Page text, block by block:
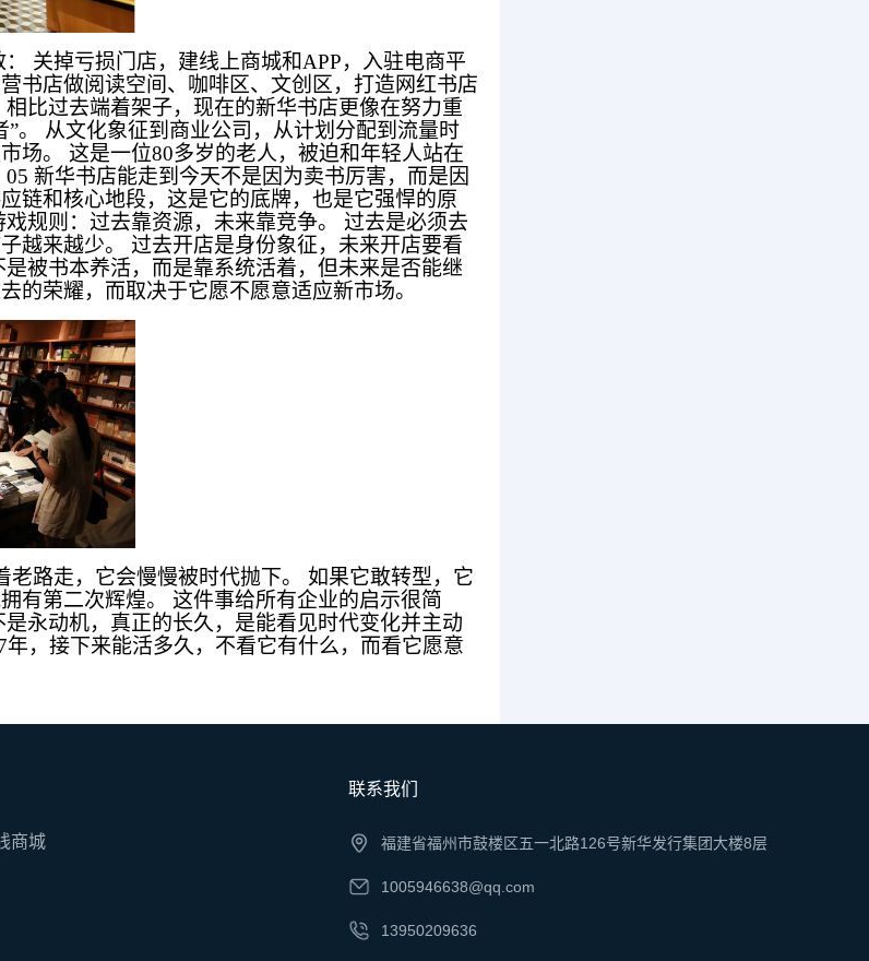
关掉亏损门店，建线上商城和APP，入驻电商平
书店做阅读空间、咖啡区、文创区，打造网红书店
比过去端着架子，现在的新华书店更像在努力重
”。 从文化象征到商业公司，从计划分配到流量时
场。 这是一位80多岁的老人，被迫和年轻人站在
新华书店能走到今天不是因为卖书厉害，而是因
链和核心地段，这是它的底牌，也是它强悍的原
戏规则：过去靠资源，未来靠竞争。 过去是必须去
越来越少。 过去开店是身份象征，未来开店要看
被书本养活，而是靠系统活着，但未来是否能继
的荣耀，而取决于它愿不愿意适应新市场。
老路走，它会慢慢被时代抛下。 如果它敢转型，它
有第二次辉煌。 这件事给所有企业的启示很简
永动机，真正的长久，是能看见时代变化并主动
年，接下来能活多久，不看它有什么，而看它愿意
商城
联系我们
福建省福州市鼓楼区五一北路126号新华发行集团大楼8层
1005946638@qq.com
13950209636